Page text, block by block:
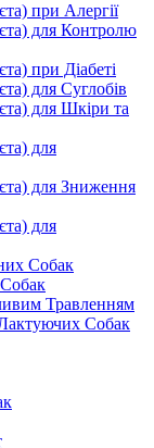
при Алергії
для Контролю
при Діабеті
для Суглобів
для Шкіри та
для
для Зниження
для
Собак
Травленням
Собак